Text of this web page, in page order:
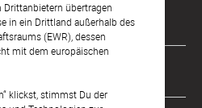
Drittanbietern übertragen
in ein Drittland außerhalb des
(EWR), dessen
mit dem europäischen
klickst, stimmst Du der